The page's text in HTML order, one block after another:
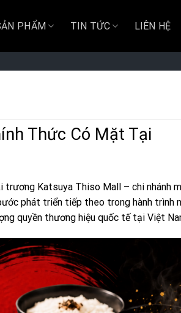
PHẨM TIN TỨC LIÊN HỆ
Thức Có Mặt Tại
trương Katsuya Thiso Mall – chi nhánh
phát triển tiếp theo trong hành trình
quyền thương hiệu quốc tế tại Việt